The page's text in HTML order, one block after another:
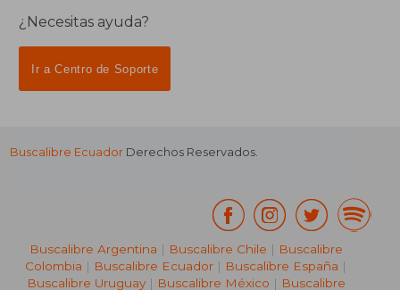
¿Necesitas ayuda?
Ir a Centro de Soporte
Buscalibre Ecuador Derechos Reservados.
Buscalibre Argentina | Buscalibre Chile | Buscalibre
Colombia | Buscalibre Ecuador | Buscalibre España |
Buscalibre Uruguay| Buscalibre México | Buscalibre